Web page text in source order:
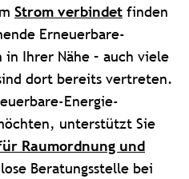
Strom verbindet finden
Erneuerbare-
Ihrer Nähe – auch viele
dort bereits vertreten.
Energie-
unterstützt Sie
Raumordnung und
Beratungsstelle bei